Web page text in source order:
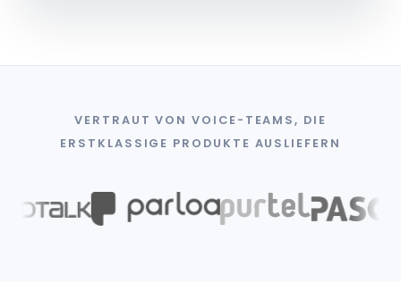
VERTRAUT VON VOICE-TEAMS, DIE
ERSTKLASSIGE PRODUKTE AUSLIEFERN